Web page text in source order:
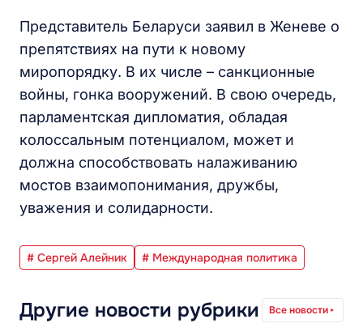
Представитель Беларуси заявил в Женеве о
препятствиях на пути к новому
миропорядку. В их числе – санкционные
войны, гонка вооружений. В свою очередь,
парламентская дипломатия, обладая
колоссальным потенциалом, может и
должна способствовать налаживанию
мостов взаимопонимания, дружбы,
уважения и солидарности.
# Сергей Алейник # Международная политика
Другие новости рубрики Все новости